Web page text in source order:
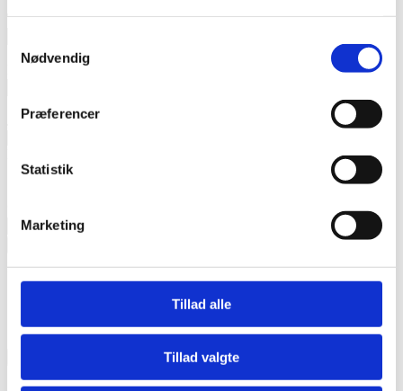
Nødvendig
Præferencer
Statistik
Marketing
Tillad alle
Tillad valgte
Telefon nummer:
E-mail adresse:
Jeg vil betale på følgende måde:
Ingen søskenderabat opnået
Jeg accepterer de gældendehandelsbetingelser